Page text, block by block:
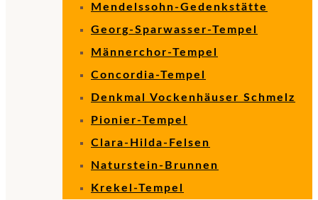
Mendelssohn-Gedenkstätte
Georg-Sparwasser-Tempel
Männerchor-Tempel
Concordia-Tempel
Denkmal Vockenhäuser Schmelz
Pionier-Tempel
Clara-Hilda-Felsen
Naturstein-Brunnen
Krekel-Tempel